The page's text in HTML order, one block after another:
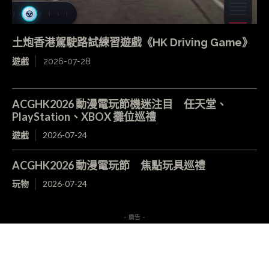
土炮香港駕駛路試練習遊戲《HK Driving Game》
遊戲 2026-07-28
ACGHK2026 動漫電玩節機迷注目 任天堂、
PlayStation、XBOX 攤位巡禮
遊戲 2026-07-24
ACGHK2026 動漫電玩節 焦點玩具巡禮
玩物 2026-07-24
- 廣告 -